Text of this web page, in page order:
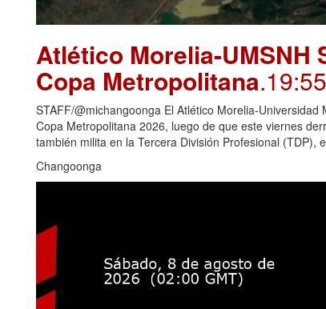
Atlético Morelia-UMSNH
Copa Metropolitana.19:55
STAFF/@michangoonga El Atlético Morelia-
Copa Metropolitana 2026, luego de que este viernes
también milita en la Tercera División Profesional
Changoonga